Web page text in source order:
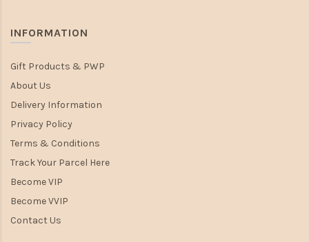
INFORMATION
Gift Products & PWP
About Us
Delivery Information
Privacy Policy
Terms & Conditions
Track Your Parcel Here
Become VIP
Become VVIP
Contact Us